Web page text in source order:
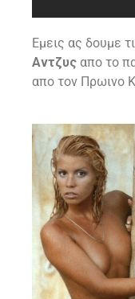
Εμεις ας δουμε
Αντζυς απο το
απο τον Πρωινο